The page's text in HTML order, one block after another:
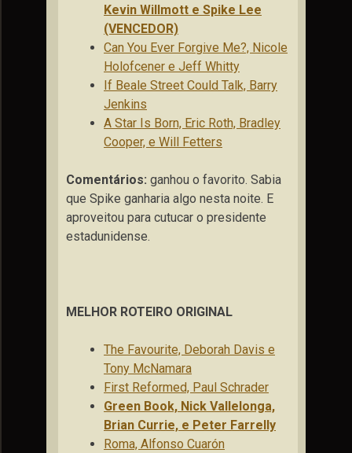
Kevin Willmott e Spike Lee
(VENCEDOR)
Can You Ever Forgive Me?, Nicole
Holofcener e Jeff Whitty
If Beale Street Could Talk, Barry
Jenkins
A Star Is Born, Eric Roth, Bradley
Cooper, e Will Fetters
Comentários: ganhou o favorito. Sabia
que Spike ganharia algo nesta noite. E
aproveitou para cutucar o presidente
estadunidense.
MELHOR ROTEIRO ORIGINAL
The Favourite, Deborah Davis e
Tony McNamara
First Reformed, Paul Schrader
Green Book, Nick Vallelonga,
Brian Currie, e Peter Farrelly
Roma, Alfonso Cuarón